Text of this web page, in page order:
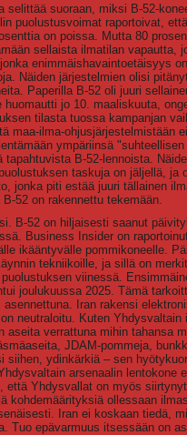
selittää suoraan, miksi B-52-
puolustusvoimat raportoivat,
on poissa. Mutta 80
sellaista ilmatilan vapautta,
enimmäishavaintoetäisyys
Näiden järjestelmien olisi
Paperilla B-52 oli juuri
jo 10. maaliskuuta,
tilasta tuossa kampanjan
maa-ilma-ohjusjärjestelmistään
ympäriinsä
B-52-lennoista.
taskuja on jäljellä, ja
jonka piti estää juuri tällainen
52 on rakennettu tekemään.
B-52 on hiljaisesti saanut
Business Insider on
ikääntyvälle pommikoneelle.
tekniikoille, ja sillä on
viinessä.
joulukuussa 2025. Tämä
Iran rakensi
neutraloitu. Kuten
aseita verrattuna mihin tahansa
JDAM-pommeja,
ydinkärkiä – sen
arsenaalin lentokone
että Yhdysvallat on myös
kohdemäärityksiä ollessaan
Iran ei koskaan tiedä,
Tuo epävarmuus itsessään on